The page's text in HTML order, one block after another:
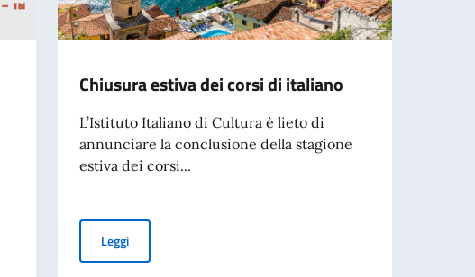
Chiusura estiva dei corsi di italiano
L’Istituto Italiano di Cultura è lieto di
annunciare la conclusione della stagione
estiva dei corsi...
LeggiChiusura estiva dei corsi di italiano